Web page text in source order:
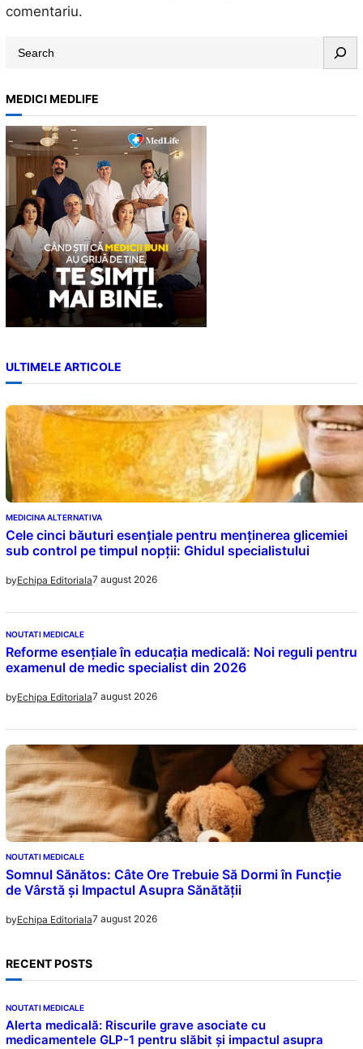
comentariu.
r
c
h
MEDICI MEDLIFE
ULTIMELE ARTICOLE
MEDICINA ALTERNATIVA
Cele cinci băuturi esențiale pentru menținerea glicemiei
sub control pe timpul nopții: Ghidul specialistului
byEchipa Editoriala7 august 2026
NOUTATI MEDICALE
Reforme esențiale în educația medicală: Noi reguli pentru
examenul de medic specialist din 2026
byEchipa Editoriala7 august 2026
NOUTATI MEDICALE
Somnul Sănătos: Câte Ore Trebuie Să Dormi în Funcție
de Vârstă și Impactul Asupra Sănătății
byEchipa Editoriala7 august 2026
RECENT POSTS
NOUTATI MEDICALE
Alerta medicală: Riscurile grave asociate cu
medicamentele GLP-1 pentru slăbit și impactul asupra